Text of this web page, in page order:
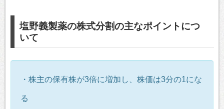
塩野義製薬の株式分割の主なポイントにつ
いて
・株主の保有株が3倍に増加し、株価は3分の1にな
る